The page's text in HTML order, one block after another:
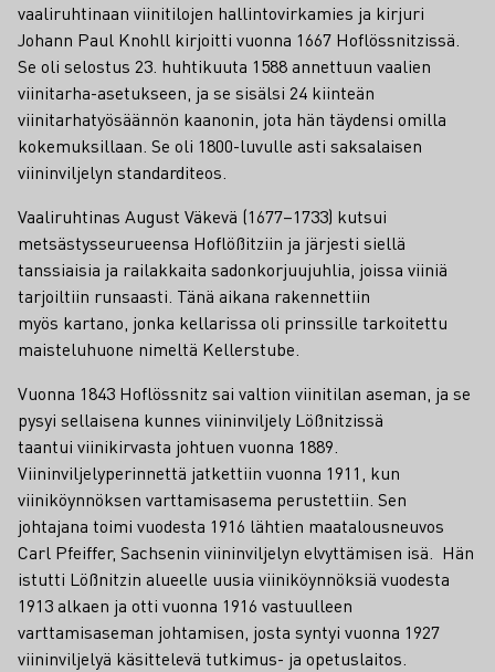
vaaliruhtinaan viinitilojen hallintovirkamies ja kirjuri
Johann Paul Knohll kirjoitti vuonna 1667 Hoflössnitzissä.
Se oli selostus 23. huhtikuuta 1588 annettuun vaalien
viinitarha-asetukseen, ja se sisälsi 24 kiinteän
viinitarhatyösäännön kaanonin, jota hän täydensi omilla
kokemuksillaan. Se oli 1800-luvulle asti saksalaisen
viininviljelyn standarditeos.
Vaaliruhtinas August Väkevä (1677–1733) kutsui
metsästysseurueensa Hoflößitziin ja järjesti siellä
tanssiaisia ja railakkaita sadonkorjuujuhlia, joissa viiniä
tarjoiltiin runsaasti. Tänä aikana rakennettiin
myös kartano, jonka kellarissa oli prinssille tarkoitettu
maisteluhuone nimeltä Kellerstube.
Vuonna 1843 Hoflössnitz sai valtion viinitilan aseman, ja se
pysyi sellaisena kunnes viininviljely Lößnitzissä
taantui viinikirvasta johtuen vuonna 1889.
Viininviljelyperinnettä jatkettiin vuonna 1911, kun
viiniköynnöksen varttamisasema perustettiin. Sen
johtajana toimi vuodesta 1916 lähtien maatalousneuvos
Carl Pfeiffer, Sachsenin viininviljelyn elvyttämisen isä. Hän
istutti Lößnitzin alueelle uusia viiniköynnöksiä vuodesta
1913 alkaen ja otti vuonna 1916 vastuulleen
varttamisaseman johtamisen, josta syntyi vuonna 1927
viininviljelyä käsittelevä tutkimus- ja opetuslaitos.